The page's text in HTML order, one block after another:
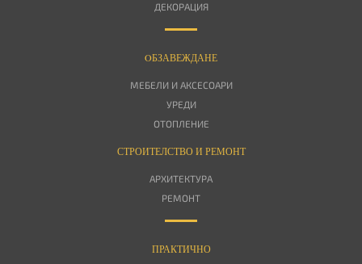
ДЕКОРАЦИЯ
OБЗАВЕЖДАНЕ
МЕБЕЛИ И АКСЕСОАРИ
УРЕДИ
ОТОПЛЕНИЕ
СТРОИТЕЛСТВО И РЕМОНТ
АРХИТЕКТУРА
РЕМОНТ
ПРАКТИЧНО